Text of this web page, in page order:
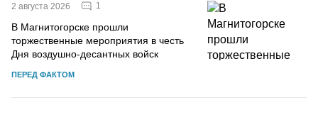
2 августа 2026 1
В Магнитогорске прошли
торжественные мероприятия в честь
Дня воздушно-десантных войск
ПЕРЕД ФАКТОМ